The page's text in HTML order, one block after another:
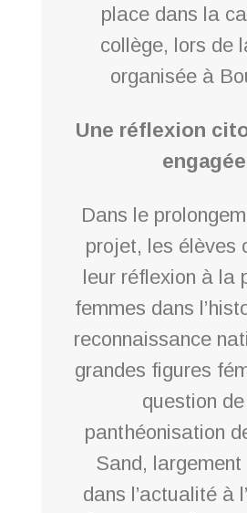
place dans la
collège, lors de
organisée à
Une réflexion
engagée
Dans le
projet, les élèves
leur réflexion à la
femmes dans
reconnaissance
grandes figures
question
panthéonisation
Sand,
dans l’actualité à